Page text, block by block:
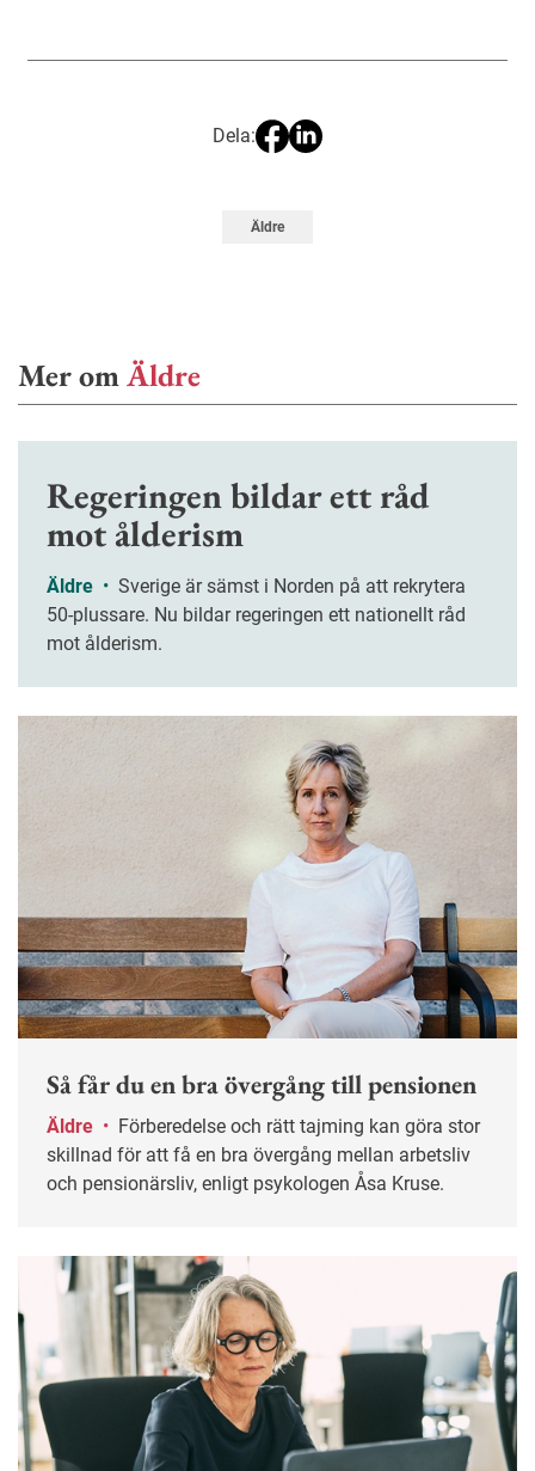
Dela:
Äldre
Mer omÄldre
Regeringen bildar ett råd
mot ålderism
Äldre •
50-plussare. Nu bildar regeringen ett nationellt råd
mot ålderism.
Så får du en bra övergång till pensionen
Äldre •
skillnad för att få en bra övergång mellan arbetsliv
och pensionärsliv, enligt psykologen Åsa Kruse.